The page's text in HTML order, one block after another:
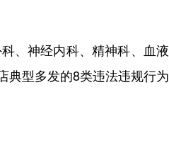
、神经内科、精神科、血液
典型多发的8类违法违规行为